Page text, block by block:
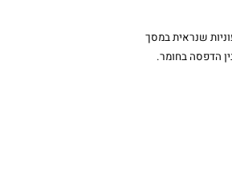
שנראית במסך
הדפסה בחומר.